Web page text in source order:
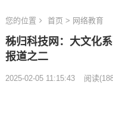
您的位置 首页 > 网络教育
秭归科技网：大文化
报道之二
2025-02-05 11:15:43 阅读(